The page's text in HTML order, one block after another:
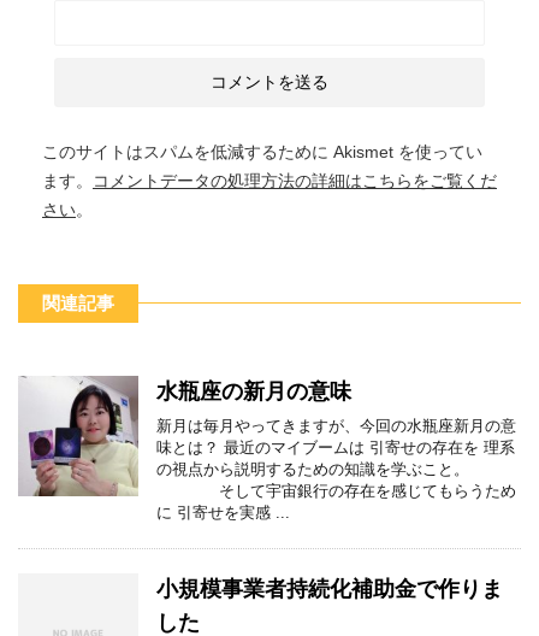
このサイトはスパムを低減するために Akismet を使ってい
ます。
コメントデータの処理方法の詳細はこちらをご覧くだ
さい。
関連記事
水瓶座の新月の意味
新月は毎月やってきますが、今回の水瓶座新月の意
味とは？ 最近のマイブームは 引寄せの存在を 理系
の視点から説明するための知識を学ぶこと。
そして宇宙銀行の存在を感じてもらうため
に 引寄せを実感 ...
小規模事業者持続化補助金で作りま
した